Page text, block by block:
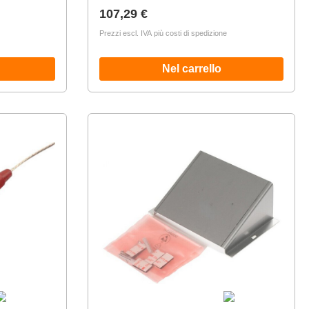
Prezzo normale:
107,29 €
Prezzi escl. IVA più costi di spedizione
Nel carrello